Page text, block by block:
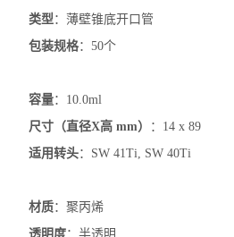
类型：薄壁锥底开口管
包装规格：50个
容量：10.0ml
尺寸（直径X高 mm）
：14 x 89
适用转头：SW 41Ti, SW 40Ti
材质：聚丙烯
透明度：半透明